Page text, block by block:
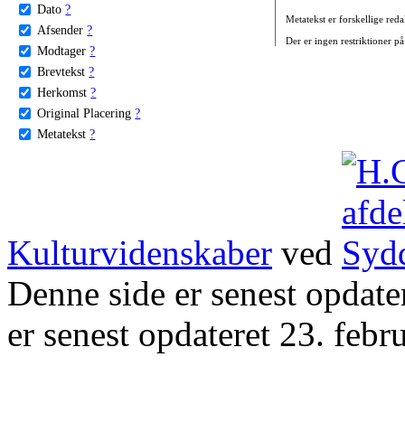
Dato ?
Afsender ?
Modtager ?
Brevtekst ?
Herkomst ?
Original Placering ?
Metatekst ?
Metatekst er forskellige
Der er ingen restriktioner
Kulturvidenskaber ved
Denne side er senest
er senest opdateret 23.